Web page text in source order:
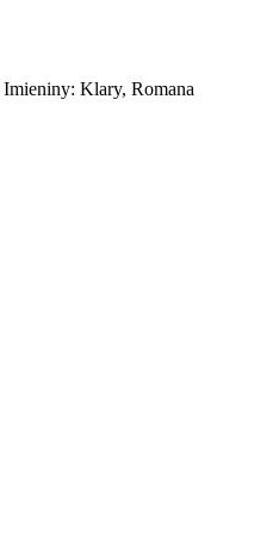
Imieniny: Klary, Romana